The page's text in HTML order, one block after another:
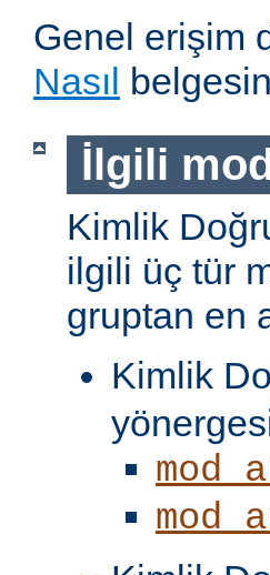
Genel erişim
Nasıl
İlgili
Kimlik
ilgili üç tür
gruptan en
Kimlik